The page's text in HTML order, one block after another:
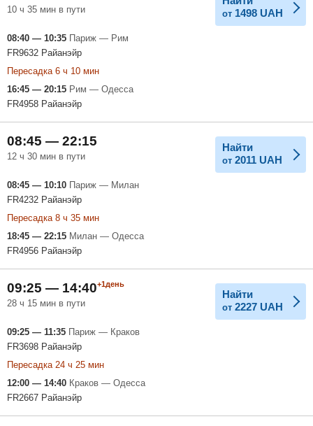
10 ч 35 мин в пути от 1498 UAH
08:40 — 10:35 Париж — Рим
FR9632 Райанэйр
Пересадка 6 ч 10 мин
16:45 — 20:15 Рим — Одесса
FR4958 Райанэйр
08:45 — 22:15
12 ч 30 мин в пути
Найти
от 2011 UAH
08:45 — 10:10 Париж — Милан
FR4232 Райанэйр
Пересадка 8 ч 35 мин
18:45 — 22:15 Милан — Одесса
FR4956 Райанэйр
09:25 — 14:40+1день
28 ч 15 мин в пути
Найти
от 2227 UAH
09:25 — 11:35 Париж — Краков
FR3698 Райанэйр
Пересадка 24 ч 25 мин
12:00 — 14:40 Краков — Одесса
FR2667 Райанэйр